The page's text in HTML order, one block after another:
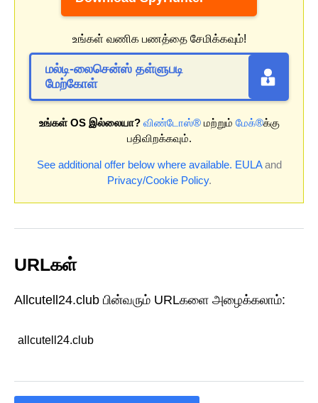
உங்கள் வணிக பணத்தை சேமிக்கவும்!
மல்டி-லைசென்ஸ் தள்ளுபடி
மேற்கோள்
உங்கள் OS இல்லையா? விண்டோஸ்®மற்றும் மேக்®க்கு
பதிவிறக்கவும்.
See additional offer below where available. EULAand
Privacy/Cookie Policy.
URLகள்
Allcutell24.club பின்வரும் URLகளை அழைக்கலாம்:
allcutell24.club